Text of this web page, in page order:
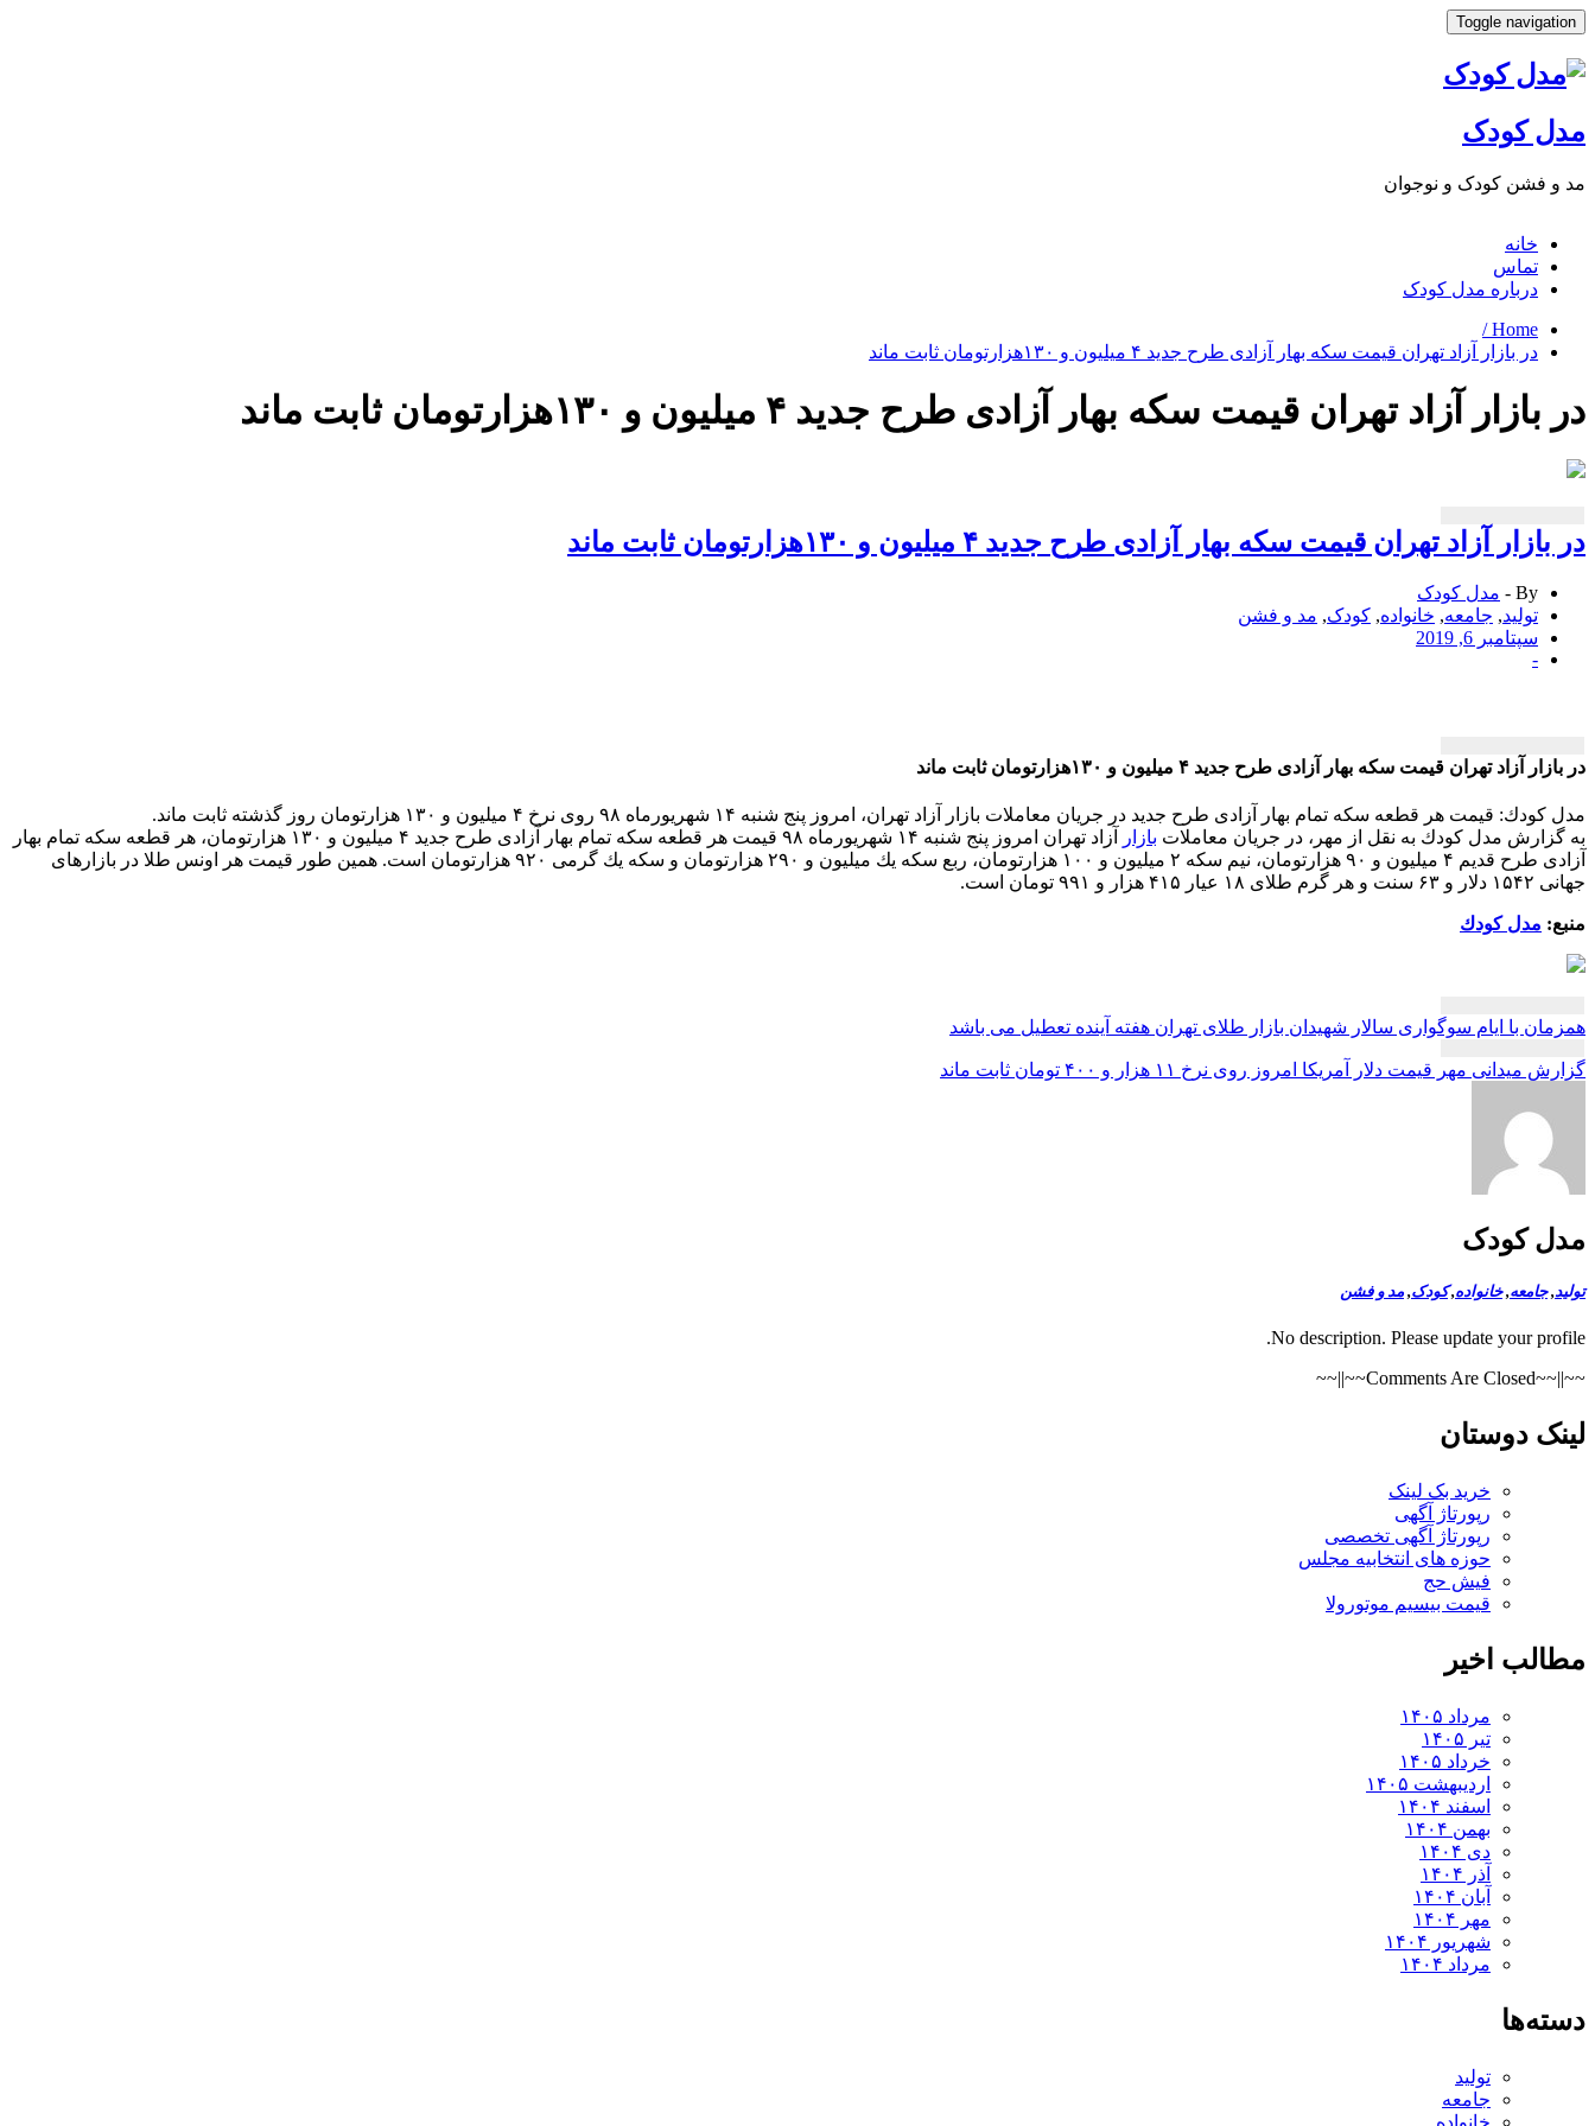
Toggle navigation
مدل کودک
مد و فشن کودک و نوجوان
خانه
تماس
درباره مدل کودک
Home /
در بازار آزاد تهران قیمت سكه بهار آزادی طرح جدید ۴ میلیون و ۱۳۰هزارتومان ثابت ماند
در بازار آزاد تهران قیمت سكه بهار آزادی طرح جدید ۴ میلیون و ۱۳۰هزارتومان ثابت ماند
در بازار آزاد تهران قیمت سكه بهار آزادی طرح جدید ۴ میلیون و ۱۳۰هزارتومان ثابت ماند
By -
مدل کودک
تولید, جامعه, خانواده, کودک, مد و فشن
سپتامبر 6, 2019
-
در بازار آزاد تهران قیمت سكه بهار آزادی طرح جدید ۴ میلیون و ۱۳۰هزارتومان ثابت ماند
مدل كودك: قیمت هر قطعه سكه تمام بهار آزادی طرح جدید در جریان معاملات بازار آزاد تهران، امروز پنج شنبه ۱۴ شهریورماه ۹۸ روی نرخ ۴ میلیون و ۱۳۰ هزارتومان روز گذشته ثابت ماند.
به گزارش مدل كودك به نقل از مهر، در جریان معاملات بازار
آزاد تهران امروز پنج شنبه ۱۴ شهریورماه ۹۸ قیمت هر قطعه سكه تمام بهار آزادی طرح جدید ۴ میلیون و ۱۳۰ هزارتومان، هر قطعه سكه تمام بهار
آزادی طرح قدیم ۴ میلیون و ۹۰ هزارتومان، نیم سكه ۲ میلیون و ۱۰۰ هزارتومان، ربع سكه یك میلیون و ۲۹۰ هزارتومان و سكه یك گرمی ۹۲۰ هزارتومان است. همین طور قیمت هر اونس طلا در بازارهای
جهانی ۱۵۴۲ دلار و ۶۳ سنت و هر گرم طلای ۱۸ عیار ۴۱۵ هزار و ۹۹۱ تومان است.
منبع: مدل كودك
راهبری
نوشته
همزمان با ایام سوگواری سالار شهیدان بازار طلای تهران هفته آینده تعطیل می باشد
گزارش میدانی مهر قیمت دلار آمریكا امروز روی نرخ ۱۱ هزار و ۴۰۰ تومان ثابت ماند
مدل کودک
تولید,جامعه,خانواده,کودک, مد و فشن
No description. Please update your profile.
~~||~~Comments Are Closed~~||~~
لینک دوستان
خرید بک لینک
رپورتاژ آگهی
رپورتاژ آگهی تخصصی
حوزه های انتخابیه مجلس
فیش حج
قیمت بیسیم موتورولا
مطالب اخیر
مرداد ۱۴۰۵
تیر ۱۴۰۵
خرداد ۱۴۰۵
اردیبهشت ۱۴۰۵
اسفند ۱۴۰۴
بهمن ۱۴۰۴
دی ۱۴۰۴
آذر ۱۴۰۴
آبان ۱۴۰۴
مهر ۱۴۰۴
شهریور ۱۴۰۴
مرداد ۱۴۰۴
دسته‌ها
تولید
جامعه